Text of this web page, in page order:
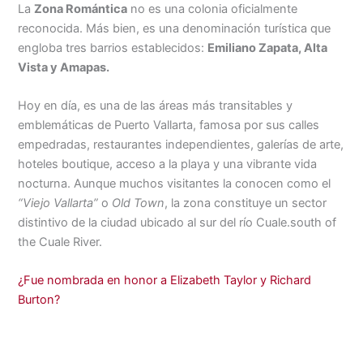
LaZona Romántica no es una colonia oficialmente
reconocida. Más bien, es una denominación turística que
engloba tres barrios establecidos: Emiliano Zapata, Alta
Vista y Amapas.
Hoy en día, es una de las áreas más transitables y
emblemáticas de Puerto Vallarta, famosa por sus calles
empedradas, restaurantes independientes, galerías de arte,
hoteles boutique, acceso a la playa y una vibrante vida
nocturna. Aunque muchos visitantes la conocen como el
“Viejo Vallarta” o Old Town, la zona constituye un sector
distintivo de la ciudad ubicado al sur del río Cuale.south of
the Cuale River.
¿Fue nombrada en honor a Elizabeth Taylor y Richard
Burton?